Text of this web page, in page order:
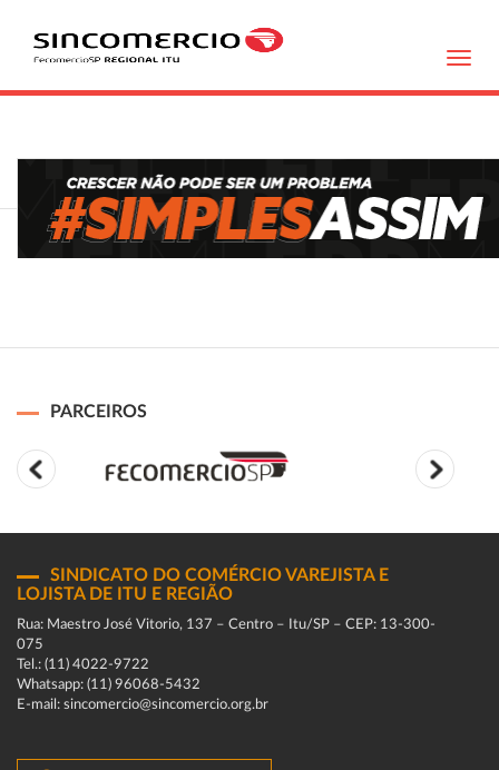
PARCEIROS
SINDICATO DO COMÉRCIO VAREJISTA E
LOJISTA DE ITU E REGIÃO
Rua: Maestro José Vitorio, 137 – Centro – Itu/SP – CEP: 13-300-
075
Tel.: (11) 4022-9722
Whatsapp: (11) 96068-5432
E-mail: sincomercio@sincomercio.org.br